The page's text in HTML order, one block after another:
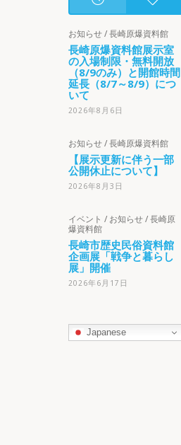
お知らせ/長崎原爆資料館
長崎原爆資料館展示室
の入場制限・無料開放
（8/9のみ）と開館時間
延長（8/7～8/9）につ
いて
2026年8月6日
お知らせ/長崎原爆資料館
【展示更新に伴う一部
公開休止について】
2026年8月3日
イベント / お知らせ/長崎原
爆資料館
長崎市歴史民俗資料館
企画展「戦争と暮らし
展」開催
2026年6月17日
Japanese